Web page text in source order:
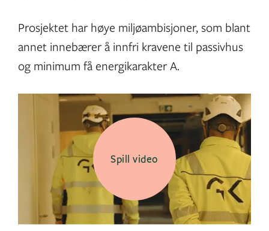
Prosjektet har høye miljøambisjoner, som blant
annet innebærer å innfri kravene til passivhus
og minimum få energikarakter A.
Spill video